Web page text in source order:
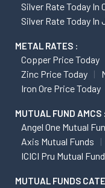
Silver Rate Today In
Silver Rate Today In
METAL RATES :
Copper Price Today
Zinc Price Today
Iron Ore Price Today
MUTUAL FUND AMCS :
Angel One Mutual
Axis Mutual Funds
ICICI Pru Mutual Fund
MUTUAL FUNDS